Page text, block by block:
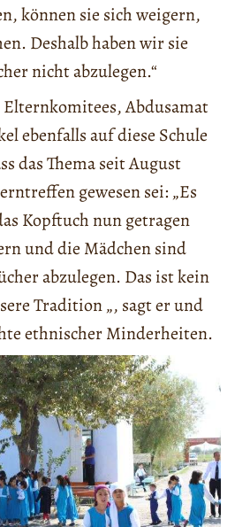
können sie sich weigern,
Deshalb haben wir sie
nicht abzulegen.“
Abdusamat
ebenfalls auf diese Schule
das Thema seit August
gewesen sei: „Es
Kopftuch nun getragen
und die Mädchen sind
abzulegen. Das ist kein
Tradition „, sagt er und
ethnischer Minderheiten.